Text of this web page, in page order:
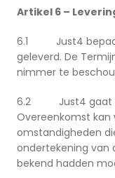
Artikel 6 –
6.1 Just4 bepaalt
geleverd. De
nimmer te
6.2 Just4 gaat er
Overeenkomst kan
omstandigheden
ondertekening van
bekend hadden